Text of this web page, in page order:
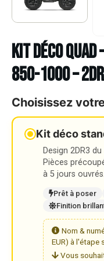
Kit déco Quad –
850-1000 –
Choisissez
Kit déco
Design 2DR3
Pièces
à 5 jours ouvrés.
Prêt à poser
Finition
Nom &
EUR) à l'étape
Vous